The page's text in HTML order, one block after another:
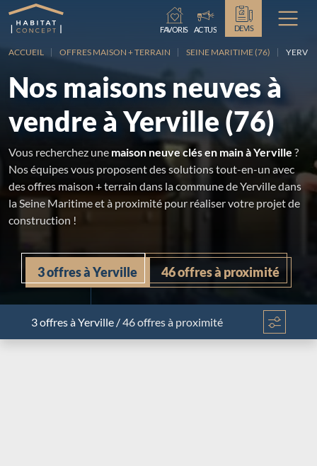
Chargement...
FAVORIS ACTUS DEVIS
ACCUEIL OFFRES MAISON + TERRAIN SEINE MARITIME (76)
Nos maisons neuves à
vendre à Yerville (76)
Vous recherchez une maison neuve clés en main à Yerville ?
Nos équipes vous proposent des solutions tout-en-un avec
des offres maison + terrain dans la commune de Yerville dans
la Seine Maritime et à proximité pour réaliser votre projet de
construction !
3 offres à Yerville 46 offres à proximité
3 offresà Yerville /46 offres à proximité